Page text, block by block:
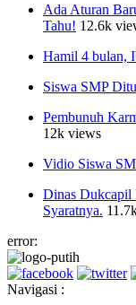
Ada Aturan
Tahu! 12.6k
Hamil 4 bulan,
Siswa SMP
Pembunuh
12k views
Vidio Siswa
Dinas Dukcapil
Syaratnya.
error:
Navigasi :